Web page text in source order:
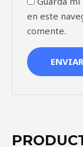
en este
comente.